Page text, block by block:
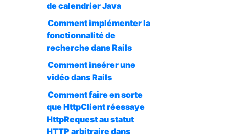
de calendrier Java
Comment implémenter la
fonctionnalité de
recherche dans Rails
Comment insérer une
vidéo dans Rails
Comment faire en sorte
que HttpClient réessaye
HttpRequest au statut
HTTP arbitraire dans